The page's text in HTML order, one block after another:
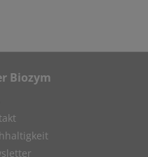
Biozym